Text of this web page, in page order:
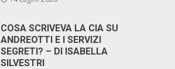
COSA SCRIVEVA LA CIA SU
ANDREOTTI E I SERVIZI
SEGRETI? – DI ISABELLA
SILVESTRI